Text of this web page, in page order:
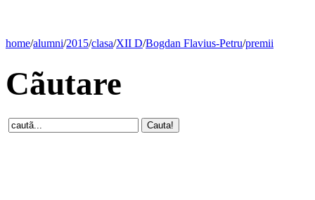
home/alumni/2015/clasa/XII D/Bogdan Flavius-Petru/premii
Cãutare